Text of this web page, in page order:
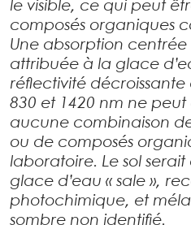
le visible, ce qui peut
composés organiques
Une absorption
attribuée à la glace
réflectivité décroissante
830 et 1420 nm ne
aucune combinaison
ou de composés
laboratoire. Le sol
glace d’eau « sale »,
photochimique, et
sombre non identifié.